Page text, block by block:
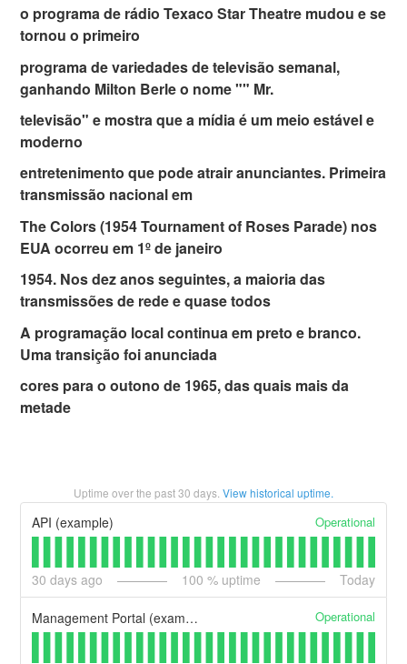
o programa de rádio Texaco Star Theatre mudou e se
tornou o primeiro
programa de variedades de televisão semanal,
ganhando Milton Berle o nome "" Mr.
televisão" e mostra que a mídia é um meio estável e
moderno
entretenimento que pode atrair anunciantes. Primeira
transmissão nacional em
The Colors (1954 Tournament of Roses Parade) nos
EUA ocorreu em 1º de janeiro
1954. Nos dez anos seguintes, a maioria das
transmissões de rede e quase todos
A programação local continua em preto e branco.
Uma transição foi anunciada
cores para o outono de 1965, das quais mais da
metade
Uptime over the past30 days. View historical uptime.
API (example) Operational
30 days ago 100 % uptime Today
Management Portal (example) Operational